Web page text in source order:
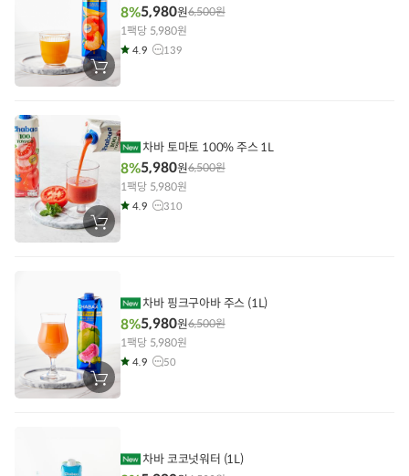
장
바
에
담
기
8%5,980원6,500원
1팩당 5,980원
4.9 139
장
바
기
차바 토마토 100% 주스 1L
8%5,980원6,500원
1팩당 5,980원
4.9 310
장
바
차바 핑크구아바 주스 (1L)
8%5,980원6,500원
1팩당 5,980원
4.9 50
차바 코코넛워터 (1L)